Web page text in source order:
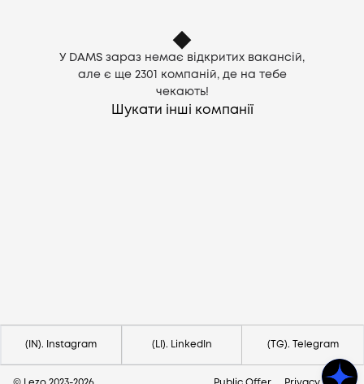
У DAMS зараз немає відкритих вакансій,
але є ще 2301
компаній, де на тебе
чекають!
Шукати інші компанії
(IN). Instagram (LI). LinkedIn (TG). Telegram